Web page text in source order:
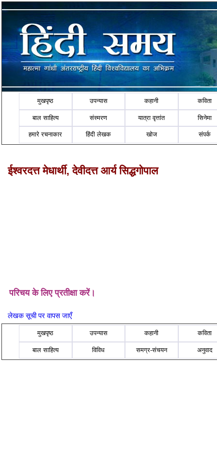
मुखपृष्ठ उपन्यास कहानी कविता
बाल साहित्य संस्मरण यात्रा वृत्तांत सिनेमा
हमारे रचनाकार हिंदी लेखक खोज संपर्क
ईश्वरदत्त मेधार्थी, देवीदत्त आर्य सिद्धगोपाल
परिचय के लिए प्रतीक्षा करें।
लेखक सूची पर वापस जाएँ
मुखपृष्ठ उपन्यास कहानी कविता
बाल साहित्य विविध समग्र-संचयन अनुवाद